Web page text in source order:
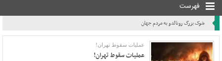
فهرست
شوک بزرگ رونالدو به مردم جهان
عملیات سقوط تهران!
عملیات سقوط تهران!